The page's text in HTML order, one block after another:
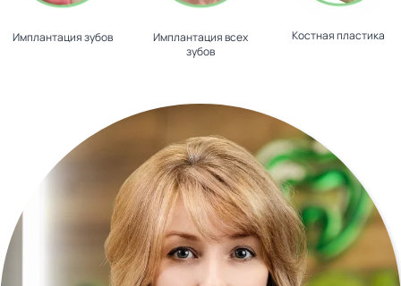
Имплантация зубов
Имплантация всех
зубов
Костная пластика